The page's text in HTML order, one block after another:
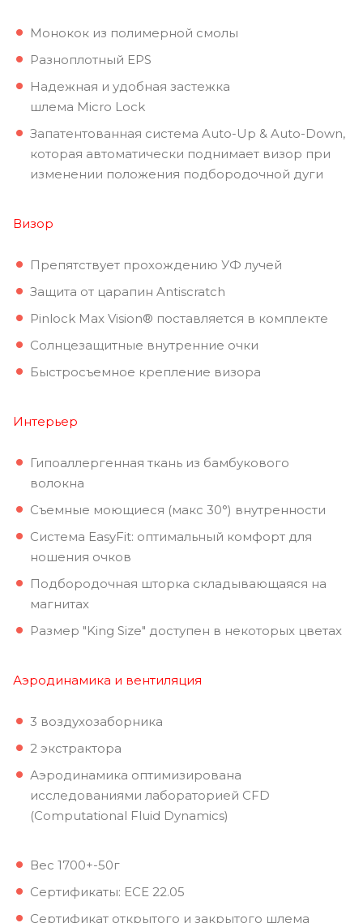
Монокок из полимерной смолы
Разноплотный EPS
Надежная и удобная застежка
шлема Micro Lock
Запатентованная система Auto-Up & Auto-Down,
которая автоматически поднимает визор при
изменении положения подбородочной дуги
Визор
Препятствует прохождению УФ лучей
Защита от царапин Antiscratch
Pinlock Max Vision® поставляется в комплекте
Солнцезащитные внутренние очки
Быстросъемное крепление визора
Интерьер
Гипоаллергенная ткань из бамбукового
волокна
Съемные моющиеся (макс 30°) внутренности
Система EasyFit: оптимальный комфорт для
ношения очков
Подбородочная шторка складывающаяся на
магнитах
Размер "King Size" доступен в некоторых цветах
Аэродинамика и вентиляция
3 воздухозаборника
2 экстрактора
Аэродинамика оптимизирована
исследованиями лабораторией CFD
(Computational Fluid Dynamics)
Вес 1700+-50г
Сертификаты: ECE 22.05
Сертификат открытого и закрытого шлема